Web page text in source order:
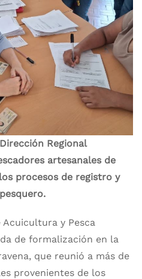
Regional
artesanales de
procesos de registro y
y Pesca
de formalización en la
que reunió a más de
provenientes de los